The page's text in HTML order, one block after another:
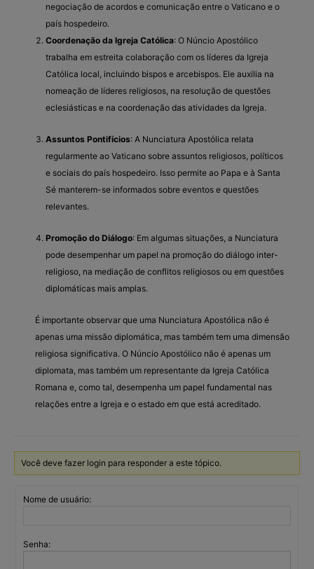
negociação de acordos e comunicação entre o Vaticano e o
país hospedeiro.
Coordenação da Igreja Católica: O Núncio Apostólico
trabalha em estreita colaboração com os líderes da Igreja
Católica local, incluindo bispos e arcebispos. Ele auxilia na
nomeação de líderes religiosos, na resolução de questões
eclesiásticas e na coordenação das atividades da Igreja.
Assuntos Pontifícios: A Nunciatura Apostólica relata
regularmente ao Vaticano sobre assuntos religiosos, políticos
e sociais do país hospedeiro. Isso permite ao Papa e à Santa
Sé manterem-se informados sobre eventos e questões
relevantes.
Promoção do Diálogo: Em algumas situações, a Nunciatura
pode desempenhar um papel na promoção do diálogo inter-
religioso, na mediação de conflitos religiosos ou em questões
diplomáticas mais amplas.
É importante observar que uma Nunciatura Apostólica não é
apenas uma missão diplomática, mas também tem uma dimensão
religiosa significativa. O Núncio Apostólico não é apenas um
diplomata, mas também um representante da Igreja Católica
Romana e, como tal, desempenha um papel fundamental nas
relações entre a Igreja e o estado em que está acreditado.
Você deve fazer login para responder a este tópico.
Nome de usuário:
Senha: